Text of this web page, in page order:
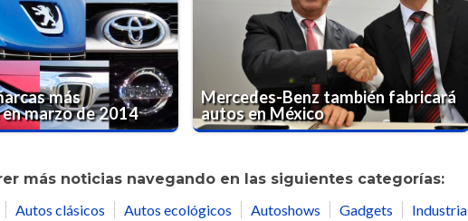
más
marzo de 2014
Mercedes-Benz también fabricará
autos en México
más noticias navegando en las siguientes categorías:
Autos clásicos Autos ecológicos Autoshows Gadgets Industria